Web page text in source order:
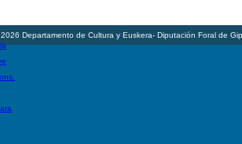
2026 Departamento de Cultura y Euskera- Diputación Foral de